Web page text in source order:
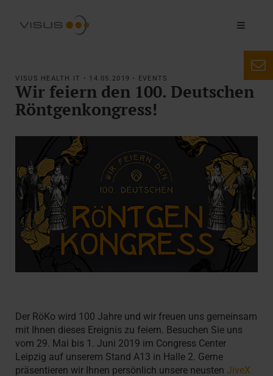
VISUS HEALTH IT • 14.05.2019 • EVENTS
Wir feiern den 100. Deutschen
Röntgenkongress!
Der RöKo wird 100 Jahre und wir freuen uns gemeinsam
mit Ihnen dieses Ereignis zu feiern. Besuchen Sie uns
vom 29. Mai bis 1. Juni 2019 im Congress Center
Leipzig auf unserem Stand A13 in Halle 2. Gerne
präsentieren wir Ihnen persönlich unsere neustenJiveX